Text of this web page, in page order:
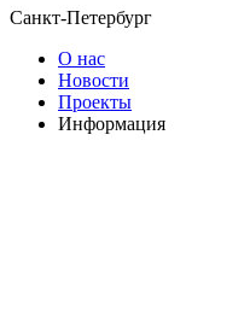
Санкт-Петербург
О нас
Новости
Проекты
Информация